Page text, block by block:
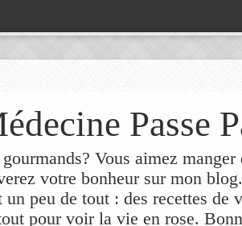
Passe
gourmands? Vous aimez
votre bonheur sur mon
un peu de tout : des recettes de
pour voir la vie en rose.